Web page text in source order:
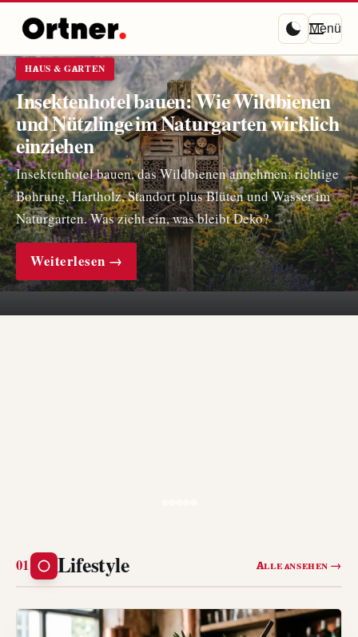
Menü
HAUS & GARTEN
Insektenhotel bauen: Wie Wildbienen
und Nützlinge im Naturgarten wirklich
einziehen
Insektenhotel bauen, das Wildbienen annehmen: richtige
Bohrung, Hartholz, Standort plus Blüten und Wasser im
Naturgarten. Was zieht ein, was bleibt Deko?
Weiterlesen →
Lifestyle Alle ansehen →